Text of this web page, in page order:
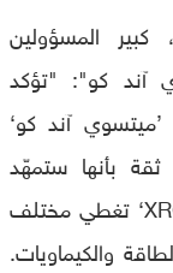
كبير المسؤولين
آند كو": "تؤكد
’ميتسوي آند كو‘
ثقة بأنها ستمهّد
الطريق لبناء شراكة أقوى مع ’أدنوك‘ و’XRG‘ تغطي مختلف
والكيماويات.